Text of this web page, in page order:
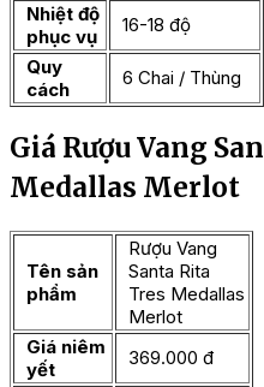
Nhiệt độ
phục vụ
16-18 độ
Quy
cách
6 Chai / Thùng
Giá Rượu Vang
Medallas Merlot
Tên sản
phẩm
Rượu Vang
Santa Rita
Tres Medallas
Merlot
Giá niêm
yết
369.000 đ